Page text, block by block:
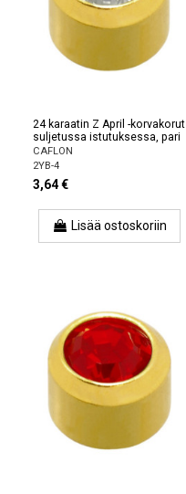
24 karaatin Z April -korvakorut
suljetussa istutuksessa, pari
CAFLON
2YB-4
3,64 €
Lisää ostoskoriin